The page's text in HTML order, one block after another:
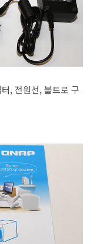
, 전원선, 볼트로 구